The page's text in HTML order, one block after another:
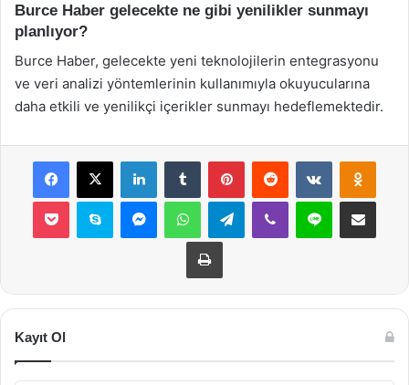
Burce Haber gelecekte ne gibi yenilikler sunmayı
planlıyor?
Burce Haber, gelecekte yeni teknolojilerin entegrasyonu
ve veri analizi yöntemlerinin kullanımıyla okuyucularına
daha etkili ve yenilikçi içerikler sunmayı hedeflemektedir.
Facebook
X LinkedInTumblr PinterestReddit VKontakte
Pocket Skype MessengerWhatsAppTelegramViber Line E-Posta ile
Yazdır
Kayıt Ol